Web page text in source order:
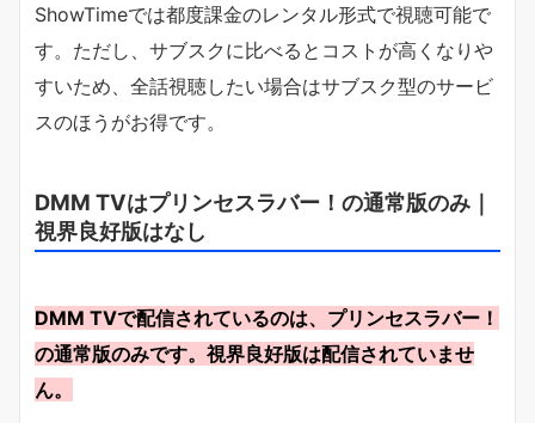
ShowTimeでは都度課金のレンタル形式で視聴可能で
す。ただし、サブスクに比べるとコストが高くなりや
すいため、全話視聴したい場合はサブスク型のサービ
スのほうがお得です。
DMM TVはプリンセスラバー！の通常版のみ｜
視界良好版はなし
DMM TVで配信されているのは、プリンセスラバー！
の通常版のみです。視界良好版は配信されていませ
ん。